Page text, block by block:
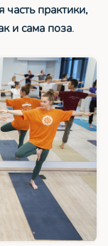
практики,
и сама поза.